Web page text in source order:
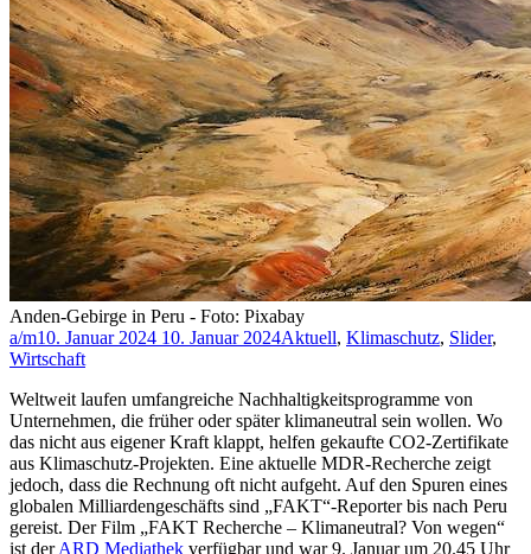
Anden-Gebirge in Peru - Foto: Pixabay
a/m10. Januar 2024 10. Januar 2024Aktuell, Klimaschutz, Slider,
Wirtschaft
Weltweit laufen umfangreiche Nachhaltigkeitsprogramme von
Unternehmen, die früher oder später klimaneutral sein wollen. Wo
das nicht aus eigener Kraft klappt, helfen gekaufte CO2-Zertifikate
aus Klimaschutz-Projekten. Eine aktuelle MDR-Recherche zeigt
jedoch, dass die Rechnung oft nicht aufgeht. Auf den Spuren eines
globalen Milliardengeschäfts sind „FAKT“-Reporter bis nach Peru
gereist. Der Film „FAKT Recherche – Klimaneutral? Von wegen“
ist derARD Mediathek verfügbar und war 9. Januar um 20.45 Uhr